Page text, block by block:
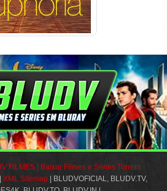
FILMES | Baixar Filmes e Séries Torrent
XML Sitemap | BLUDVOFICIAL, BLUDV.TV,